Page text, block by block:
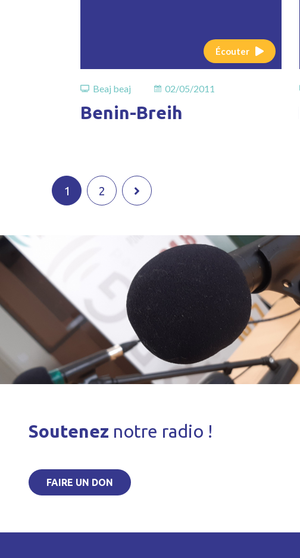
Écouter
Beaj beaj 02/05/2011
Benin-Breih
1 2
Soutenez notre radio !
FAIRE UN DON